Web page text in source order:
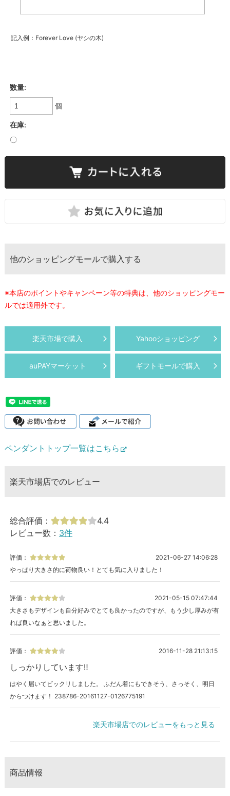
記入例：Forever Love (ヤシの木)
数量:
個
在庫:
〇
他のショッピングモールで購入する
※本店のポイントやキャンペーン等の特典は、他のショッピングモー
ルでは適用外です。
楽天市場で購入 Yahooショッピング
auPAYマーケット ギフトモールで購入
ペンダントトップ一覧はこちら
楽天市場店でのレビュー
総合評価：
4.4
レビュー数： 3件
評価：
2021-06-27 14:06:28
やっぱり大きさ的に荷物良い！とても気に入りました！
評価：
2021-05-15 07:47:44
大きさもデザインも自分好みでとても良かったのですが、もう少し厚みが有
れば良いなぁと思いました。
評価： 2016-11-28 21:13:15
しっかりしています‼
はやく届いてビックリしました。 ふだん着にもできそう、さっそく、明日
からつけます！ 238786-20161127-0126775191
楽天市場店でのレビューをもっと見る
商品情報